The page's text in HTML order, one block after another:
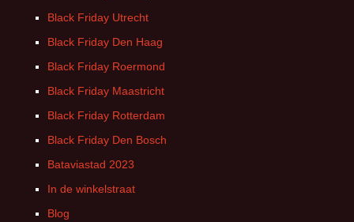
Black Friday Utrecht
Black Friday Den Haag
Black Friday Roermond
Black Friday Maastricht
Black Friday Rotterdam
Black Friday Den Bosch
Bataviastad 2023
In de winkelstraat
Blog